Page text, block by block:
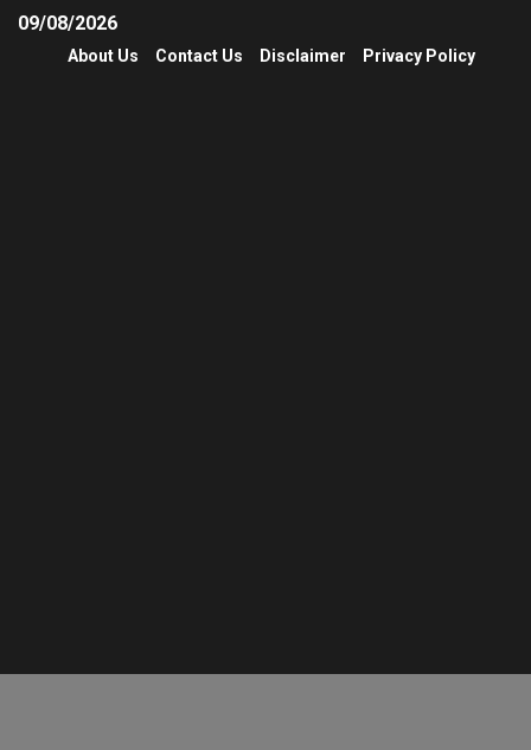
09/08/2026
About Us Contact Us Disclaimer Privacy Policy